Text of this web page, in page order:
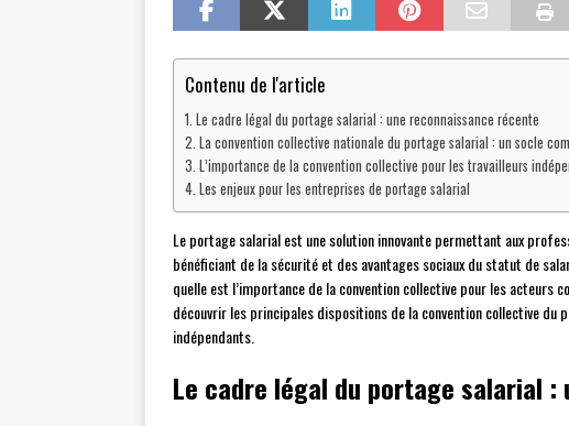
Contenu de l'article
Le cadre légal du portage salarial : une reconnaissance récente
La convention collective nationale du portage salarial : un socle
L’importance de la convention collective pour les travailleurs
Les enjeux pour les entreprises de portage salarial
Le portage salarial est une solution innovante permettant aux
bénéficiant de la sécurité et des avantages sociaux du statut de
quelle est l’importance de la convention collective pour les acteurs
découvrir les principales dispositions de la convention collective
indépendants.
Le cadre légal du portage salarial